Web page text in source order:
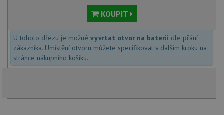
KOUPIT
U tohoto dřezu je možné vyvrtat otvor na baterii dle přání
zákazníka. Umístění otvoru můžete specifikovat v dalším kroku na
stránce nákupního košíku.